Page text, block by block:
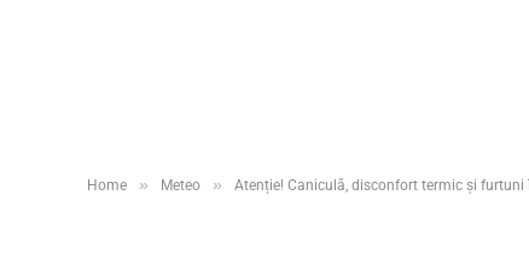
Home » Meteo » Atenție! Caniculă, disconfort termic și furtuni